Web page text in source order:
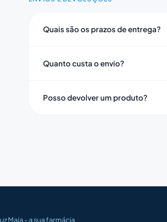
Quais são os prazos de entrega?
Quanto custa o envio?
Posso devolver um produto?
Maia - a sua farmácia